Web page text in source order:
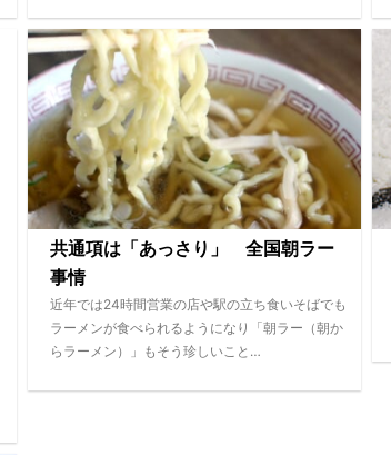
共通項は「あっさり」 全国朝ラー
事情
近年では24時間営業の店や駅の立ち食いそばでも
ラーメンが食べられるようになり「朝ラー（朝か
らラーメン）」もそう珍しいこと…